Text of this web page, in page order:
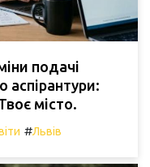
подачі
аспірантури:
місто.
#Львів